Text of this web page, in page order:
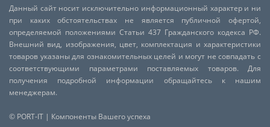
Данный сайт носит исключительно информационный характер и ни
при каких обстоятельствах не является публичной офертой,
определяемой положениями Статьи 437 Гражданского кодекса РФ.
Внешний вид, изображения, цвет, комплектация и характеристики
товаров указаны для ознакомительных целей и могут не совпадать с
соответствующими параметрами поставляемых товаров. Для
получения подробной информации обращайтесь к нашим
менеджерам.
© PORT-IT | Компоненты Вашего успеха